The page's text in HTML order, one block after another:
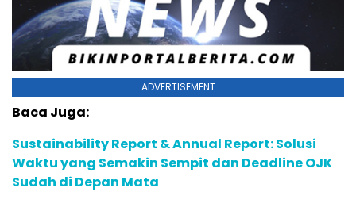
ADVERTISEMENT
Baca Juga:
Sustainability Report & Annual Report: Solusi
Waktu yang Semakin Sempit dan Deadline OJK
Sudah di Depan Mata